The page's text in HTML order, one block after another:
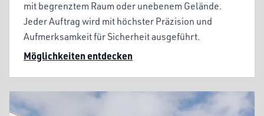
mit begrenztem Raum oder unebenem Gelände.
Jeder Auftrag wird mit höchster Präzision und
Aufmerksamkeit für Sicherheit ausgeführt.
Möglichkeiten entdecken